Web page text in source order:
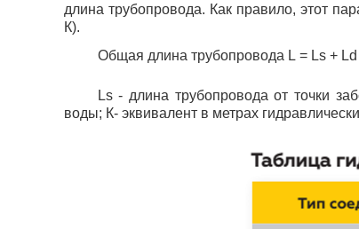
длина трубопровода. Как правило, этот
К).
Общая длина трубопровода L = Ls +
Ls- длина трубопровода от точки
воды; К- эквивалент в метрах